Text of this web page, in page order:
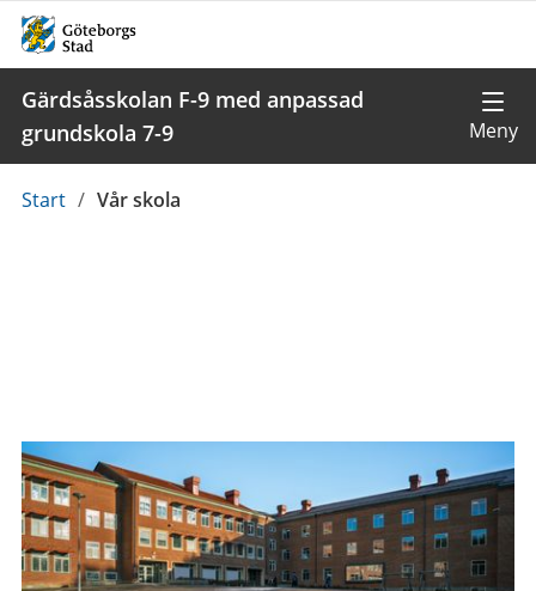
Gärdsåsskolan F-9 med anpassad
grundskola 7-9
Du
Start / Vår skola